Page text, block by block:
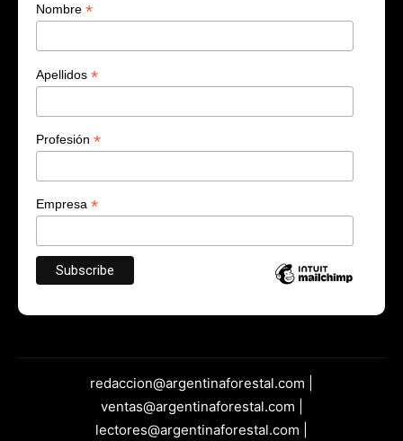
Nombre *
Apellidos *
Profesión *
Empresa *
redaccion@argentinaforestal.com |
ventas@argentinaforestal.com |
lectores@argentinaforestal.com |